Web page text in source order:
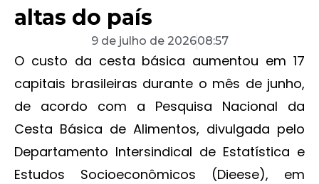
altas do país
9 de julho de 202608:57
O custo da cesta básica aumentou em 17
capitais brasileiras durante o mês de junho,
de acordo com a Pesquisa Nacional da
Cesta Básica de Alimentos, divulgada pelo
Departamento Intersindical de Estatística e
Estudos Socioeconômicos (Dieese), em